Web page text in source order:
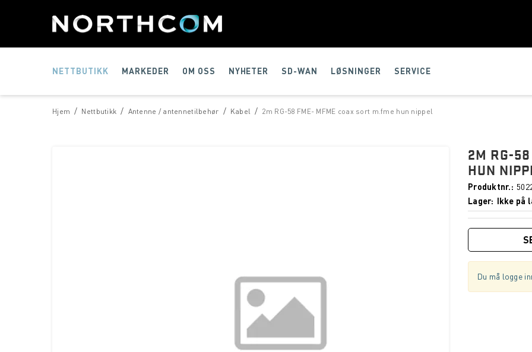
NETTBUTIKK MARKEDER OM OSS NYHETER SD-WAN LØSNINGER SERVICE
/
Hjem /
Nettbutikk /
Antenne / antennetilbehør /
Kabel 2m RG-58 FME- MFME coax sort m.fme hun nippel
2M RG-
HUN
Produktnr.
Lager
Ikke på
Du må logge